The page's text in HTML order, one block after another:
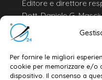
Per fornire le migliori
cookie per memorizzare e/o
dispositivo. Il consenso a
Editore e direttore
Dott. Daniele G.
Email:
Privacy policy–